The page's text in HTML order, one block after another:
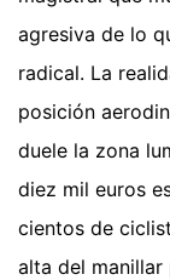
agresiva de lo
radical. La
posición
duele la zona
diez mil euros
cientos de
alta del manillar